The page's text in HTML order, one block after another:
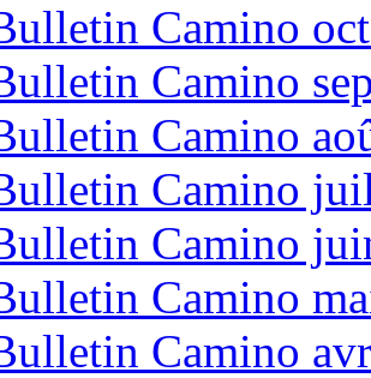
Camino
Camino
Camino
Camino
Camino
Camino
Camino